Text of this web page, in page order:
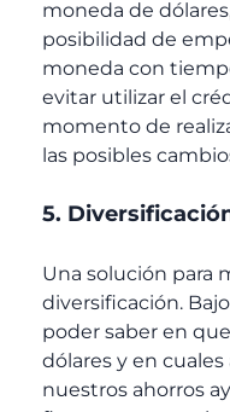
moneda de
posibilidad de
moneda con
evitar utilizar el
momento de
las posibles
5.
Una solución para
diversificación.
poder saber en
dólares y en cuales
nuestros ahorros